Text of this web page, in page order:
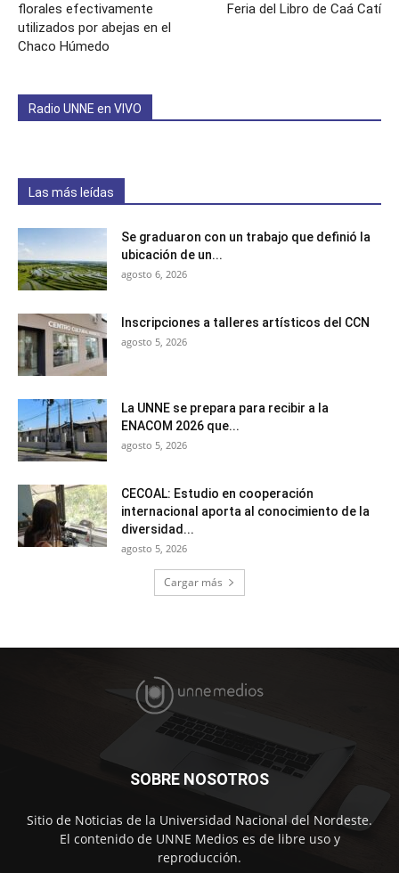
florales efectivamente
utilizados por abejas en el
Chaco Húmedo
Feria del Libro de Caá Catí
Radio UNNE en VIVO
Las más leídas
Se graduaron con un trabajo que definió la
ubicación de un...
agosto 6, 2026
Inscripciones a talleres artísticos del CCN
agosto 5, 2026
La UNNE se prepara para recibir a la
ENACOM 2026 que...
agosto 5, 2026
CECOAL: Estudio en cooperación
internacional aporta al conocimiento de la
diversidad...
agosto 5, 2026
Cargar más
SOBRE NOSOTROS
Sitio de Noticias de la Universidad Nacional del Nordeste.
El contenido de UNNE Medios es de libre uso y
reproducción.